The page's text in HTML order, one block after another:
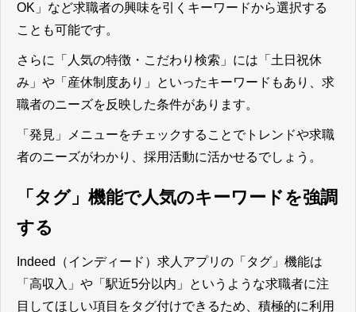
OK」など求職者の興味を引くキーワードから選択する
ことも可能です。
さらに「人気の特徴・こだわり検索」には「土日祝休
み」や「産休制度あり」といったキーワードもあり、求
職者のニーズを反映した条件があります。
「発見」メニューをチェックすることでトレンドや求職
者のニーズがわかり、採用活動に活かせるでしょう。
「タグ」機能で人気のキーワードを強調
する
Indeed（インディード）求人アプリの「タグ」機能は
「高収入」や「駅近5分以内」というような求職者に注
目してほしい項目をタグ付けできるため、積極的に利用